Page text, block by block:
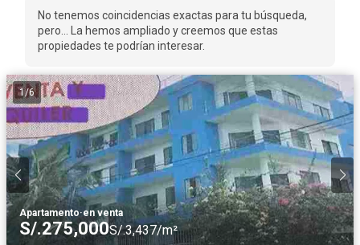
No tenemos coincidencias exactas para tu búsqueda,
pero... La hemos ampliado y creemos que estas
propiedades te podrían interesar.
1/6
Apartamento·en venta
S/.275,000S/.3,437/m²